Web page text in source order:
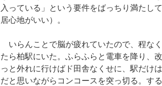
入っている」という要件をばっちり満たし
居心地がいい）。
いらんことで脳が疲れていたので、程な
たら柏駅にいた。ふらふらと電車を降り、
っと外れに行けばド田舎なくせに、駅だけ
だと思いながらコンコースを突っ切る。す